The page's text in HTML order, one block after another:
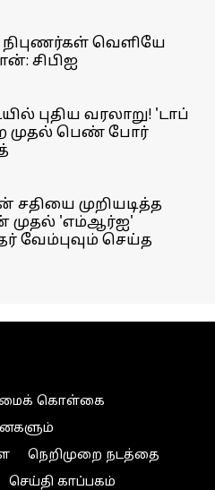
நிபுணர்கள் வெளியே
சிபிஐ
புதிய வரலாறு! 'டாப்
முதல் பெண் போர்
சதியை முறியடித்த
முதல் 'எம்ஆர்ஐ'
வேம்புவும் செய்த
கொள்கை
நெறிமுறை நடத்தை
செய்தி காப்பகம்